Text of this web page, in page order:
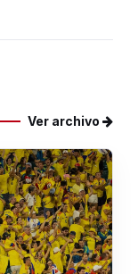
Ver archivo